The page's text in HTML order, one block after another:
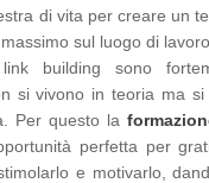
di vita per creare un
sul luogo di lavoro.
building sono
si vivono in teoria ma
Per questo la
perfetta per
e motivarlo,